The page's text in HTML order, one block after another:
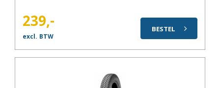
239,-
excl. BTW
BESTEL